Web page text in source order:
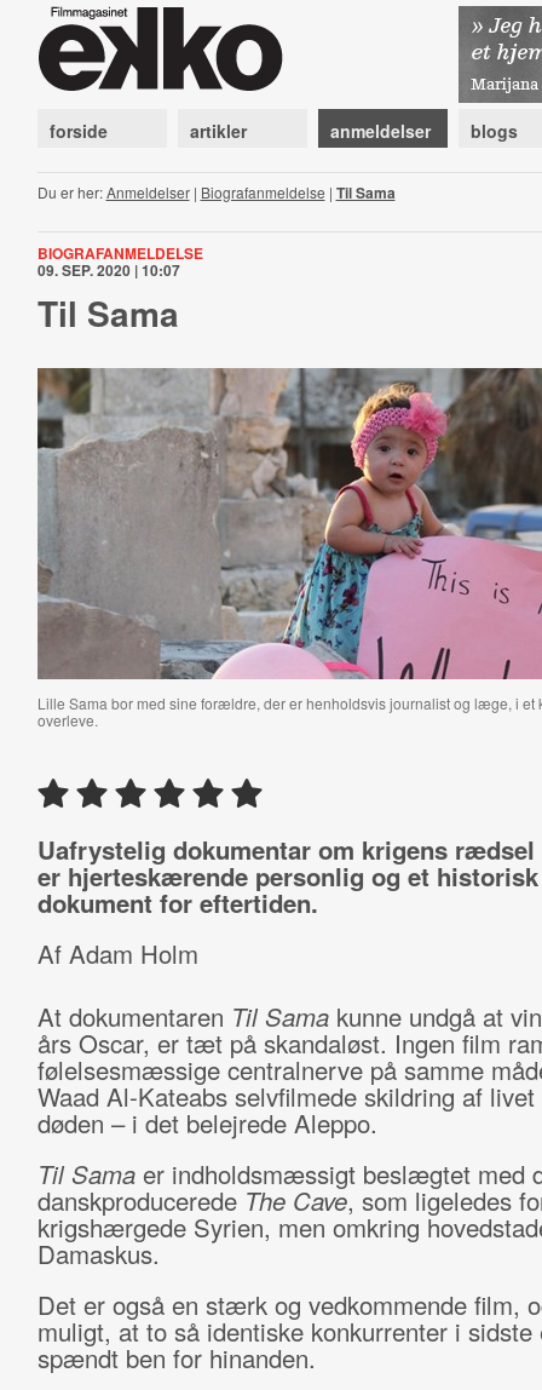
forside artikler anmeldelser blogs
Du er her:Anmeldelser| Biografanmeldelse | Til Sama
BIOGRAFANMELDELSE
09. SEP. 2020 | 10:07
Til Sama
Lille Sama bor med sine forældre, der er henholdsvis journalist og læge, i
overleve.
Uafrystelig dokumentar om krigens
er hjerteskærende personlig og et historisk
dokument for eftertiden.
Af Adam Holm
At dokumentaren Til Sama kunne undgå at
års Oscar, er tæt på skandaløst. Ingen film
følelsesmæssige centralnerve på samme
Waad Al-Kateabs selvfilmede skildring af livet
døden – i det belejrede Aleppo.
Til Sama er indholdsmæssigt beslægtet med
danskproducerede The Cave, som ligeledes
krigshærgede Syrien, men omkring
Damaskus.
Det er også en stærk og vedkommende film,
muligt, at to så identiske konkurrenter i sidste
spændt ben for hinanden.